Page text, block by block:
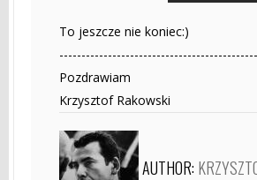
To jeszcze nie koniec:)
Pozdrawiam
Krzysztof Rakowski
AUTHOR: